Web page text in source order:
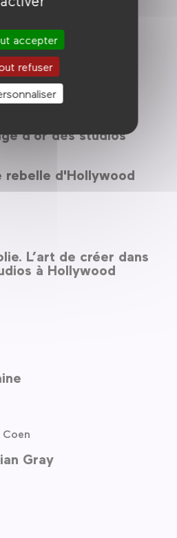
accepter
refuser
d’or des studios
rebelle d'Hollywood
L’art de créer dans
à Hollywood
Gray